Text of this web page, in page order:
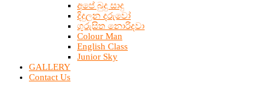
අපේ බුදු සාදු
දිදුලන දරුවෝ
ගුරුසිත නොරිදවා
Colour Man
English Class
Junior Sky
GALLERY
Contact Us